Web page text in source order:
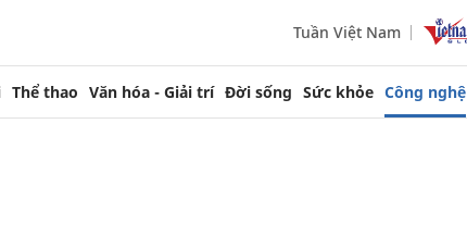
Tuần Việt Nam
Thể thao Văn hóa - Giải trí Đời sống Sức khỏe Công nghệ